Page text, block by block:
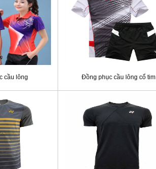
cầu lông Đồng phục cầu lông cổ tim